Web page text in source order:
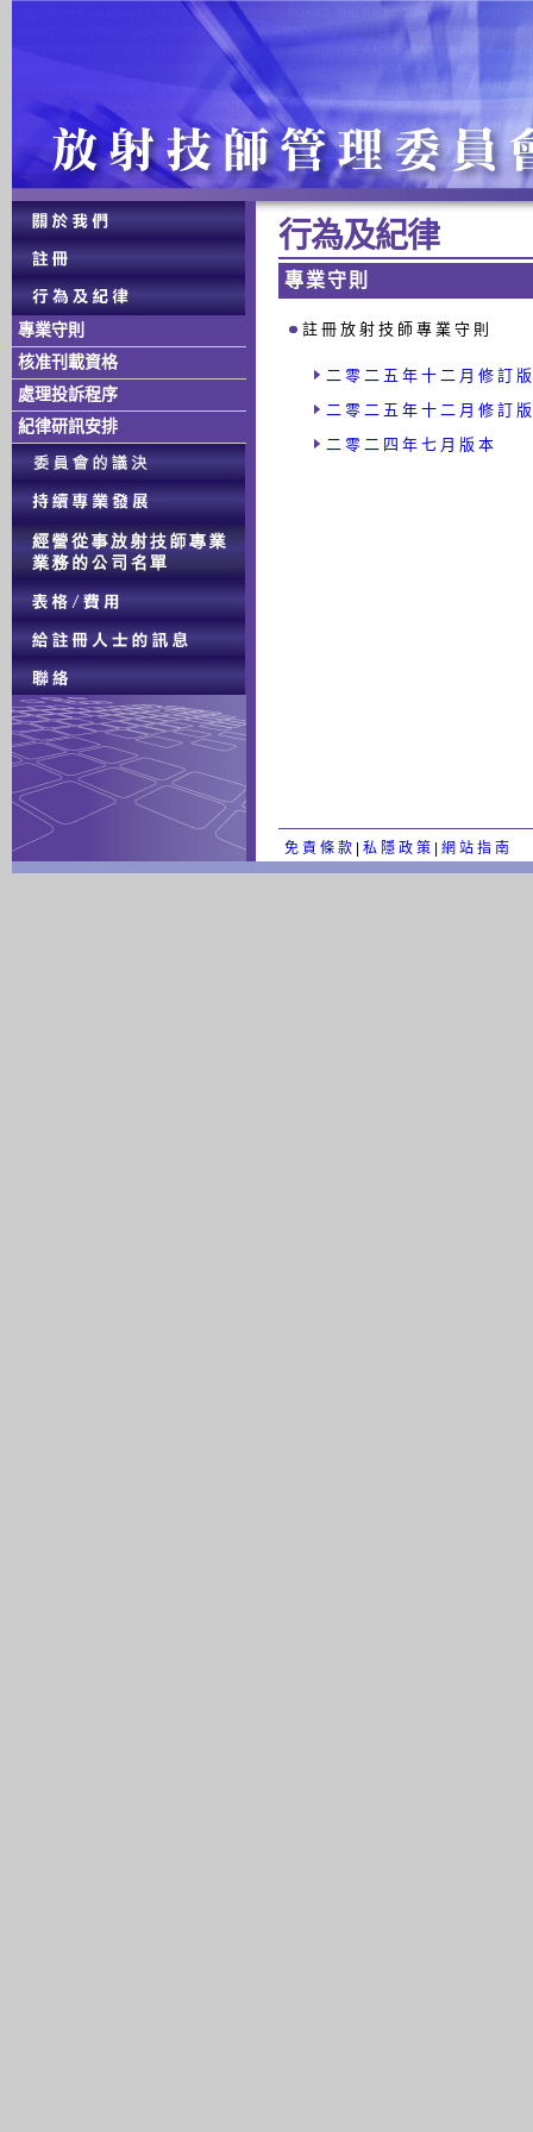
專業守則
核准刊載資格
處理投訴程序
紀律研訊安排
行 為 及 紀 律
專 業 守 則
註 冊 放 射 技 師 專 業 守 則
二 零 二 五 年 十 二 月 修 訂 版
二 零 二 五 年 十 二 月 修 訂
二 零 二 四 年 七 月 版 本
免 責 條 款 私 隱 政 策 網 站 指 南